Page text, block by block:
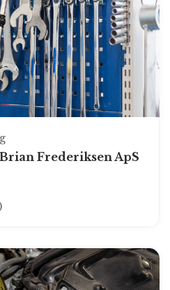
Frederiksen ApS